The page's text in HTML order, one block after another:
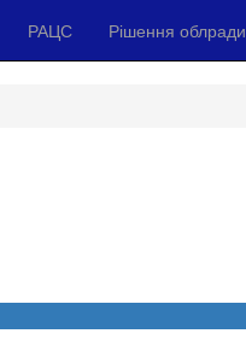
РАЦС Рішення облради